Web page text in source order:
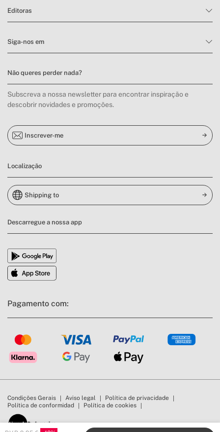
Editoras
Siga-nos em
Não queres perder nada?
Subscreva a nossa newsletter para encontrar inspiração e
descobrir novidades e promoções.
Inscrever-me
Localização
Shipping to
Descarregue a nossa app
Pagamento com:
Condições Gerais Aviso legal
Política de privacidade
Política de conformidad
Política de cookies